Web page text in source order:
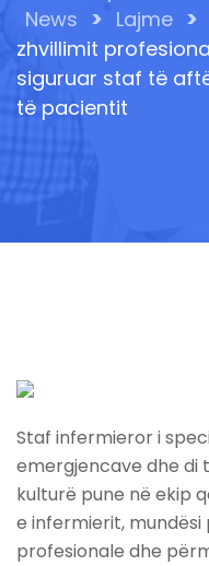
News > Lajme >
zhvillimit
siguruar staf të
të pacientit
Staf infermieror i
emergjencave dhe di
kulturë pune në ekip
e infermierit,
profesionale dhe